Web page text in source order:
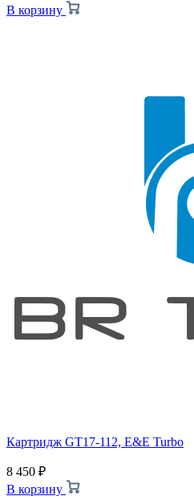
В корзину
Картридж GT17-112, E&E Turbo
8 450 ₽
В корзину